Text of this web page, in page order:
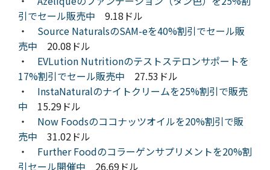
引でセール販売中 9.18ドル
・ Source NaturalsのSAM-eを40%割引でセール販
売中 20.08ドル
・ EVLution Nutritionのテストステロンサポートを
17%割引でセール販売中 27.53ドル
・ InstaNaturalのナイトクリームを25%割引で販売
中 15.29ドル
・ Now Foodsのココナッツオイルを20%割引で販
売中 31.02ドル
・ Further Foodのコラーゲンサプリメントを20%割
引セール開催中 26.69ドル